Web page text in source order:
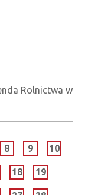
Rolnictwa w
8 9 10
18 19